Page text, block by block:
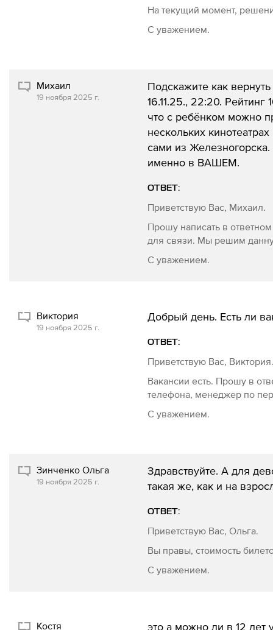
На текущий момент,
С уважением.
Михаил
19 ноября 2025 г.
Подскажите как
16.11.25., 22:20. Рейтинг
что с ребёнком можно
нескольких
сами из
именно в ВАШЕМ.
ОТВЕТ:
Приветствую Вас, Михаил.
Прошу написать в
для связи. Мы решим
С уважением.
Виктория
19 ноября 2025 г.
Добрый день. Есть ли
ОТВЕТ:
Приветствую Вас,
Вакансии есть. Прошу в
телефона, менеджер по
С уважением.
Зинченко Ольга
19 ноября 2025 г.
Здравствуйте. А для
такая же, как и на
ОТВЕТ:
Приветствую Вас, Ольга.
Вы правы, стоимость
С уважением.
Костя это а можно ли в 12 лет